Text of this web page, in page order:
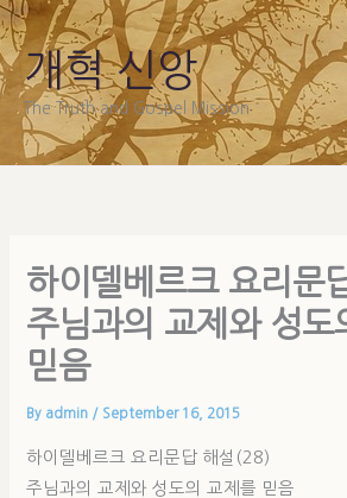
Skip
to
content
개혁 신앙
The Truth and Gospel Mission
하이델베르크 요리문
주님과의 교제와 성도
믿음
By admin / September 16, 2015
하이델베르크 요리문답 해설(28)
주님과의 교제와 성도의 교제를 믿음